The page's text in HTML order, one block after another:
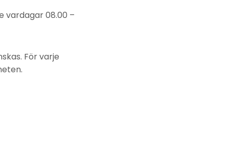
vardagar 08.00 –
För varje